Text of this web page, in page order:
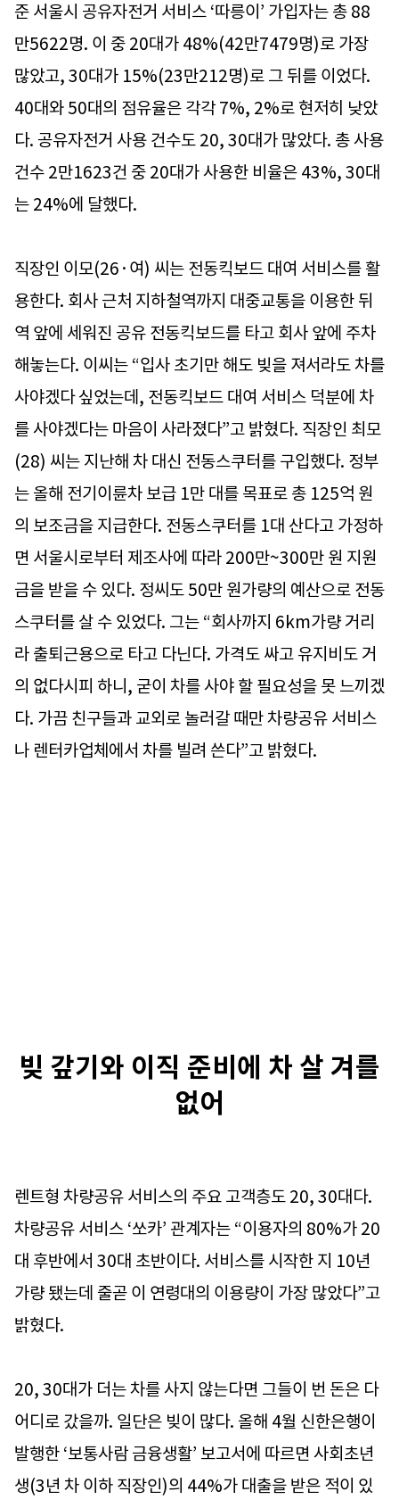
준 서울시 공유자전거 서비스 ‘따릉이’ 가입자는 총 88
만5622명. 이 중 20대가 48%(42만7479명)로 가장
많았고, 30대가 15%(23만212명)로 그 뒤를 이었다.
40대와 50대의 점유율은 각각 7%, 2%로 현저히 낮았
다. 공유자전거 사용 건수도 20, 30대가 많았다. 총 사용
건수 2만1623건 중 20대가 사용한 비율은 43%, 30대
는 24%에 달했다.
직장인 이모(26·여) 씨는 전동킥보드 대여 서비스를 활
용한다. 회사 근처 지하철역까지 대중교통을 이용한 뒤
역 앞에 세워진 공유 전동킥보드를 타고 회사 앞에 주차
해놓는다. 이씨는 “입사 초기만 해도 빚을 져서라도 차를
사야겠다 싶었는데, 전동킥보드 대여 서비스 덕분에 차
를 사야겠다는 마음이 사라졌다”고 밝혔다. 직장인 최모
(28) 씨는 지난해 차 대신 전동스쿠터를 구입했다. 정부
는 올해 전기이륜차 보급 1만 대를 목표로 총 125억 원
의 보조금을 지급한다. 전동스쿠터를 1대 산다고 가정하
면 서울시로부터 제조사에 따라 200만~300만 원 지원
금을 받을 수 있다. 정씨도 50만 원가량의 예산으로 전동
스쿠터를 살 수 있었다. 그는 “회사까지 6km가량 거리
라 출퇴근용으로 타고 다닌다. 가격도 싸고 유지비도 거
의 없다시피 하니, 굳이 차를 사야 할 필요성을 못 느끼겠
다. 가끔 친구들과 교외로 놀러갈 때만 차량공유 서비스
나 렌터카업체에서 차를 빌려 쓴다”고 밝혔다.
빚 갚기와 이직 준비에 차 살 겨를
없어
렌트형 차량공유 서비스의 주요 고객층도 20, 30대다.
차량공유 서비스 ‘쏘카’ 관계자는 “이용자의 80%가 20
대 후반에서 30대 초반이다. 서비스를 시작한 지 10년
가량 됐는데 줄곧 이 연령대의 이용량이 가장 많았다”고
밝혔다.
20, 30대가 더는 차를 사지 않는다면 그들이 번 돈은 다
어디로 갔을까. 일단은 빚이 많다. 올해 4월 신한은행이
발행한 ‘보통사람 금융생활’ 보고서에 따르면 사회초년
생(3년 차 이하 직장인)의 44%가 대출을 받은 적이 있